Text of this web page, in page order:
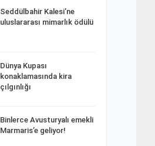
Seddülbahir Kalesi’ne
uluslararası mimarlık ödülü
Dünya Kupası
konaklamasında kira
çılgınlığı
Binlerce Avusturyalı emekli
Marmaris’e geliyor!